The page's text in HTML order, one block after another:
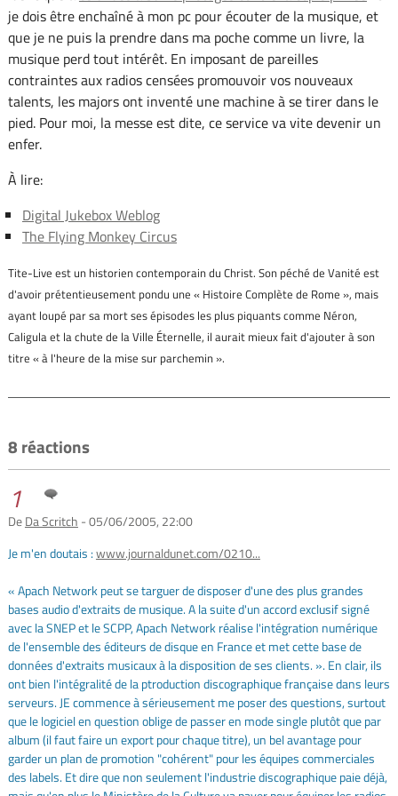
je dois être enchaîné à mon pc pour écouter de la musique, et
que je ne puis la prendre dans ma poche comme un livre, la
musique perd tout intérêt. En imposant de pareilles
contraintes aux radios censées promouvoir vos nouveaux
talents, les majors ont inventé une machine à se tirer dans le
pied. Pour moi, la messe est dite, ce service va vite devenir un
enfer.
À lire:
Digital Jukebox Weblog
The Flying Monkey Circus
Tite-Live est un historien contemporain du Christ. Son péché de Vanité est
d'avoir prétentieusement pondu une « Histoire Complète de Rome », mais
ayant loupé par sa mort ses épisodes les plus piquants comme Néron,
Caligula et la chute de la Ville Éternelle, il aurait mieux fait d'ajouter à son
titre « à l'heure de la mise sur parchemin ».
8 réactions
1
DeDa Scritch - 05/06/2005, 22:00
Je m'en doutais :www.journaldunet.com/0210...
« Apach Network peut se targuer de disposer d'une des plus grandes
bases audio d'extraits de musique. A la suite d'un accord exclusif signé
avec la SNEP et le SCPP, Apach Network réalise l'intégration numérique
de l'ensemble des éditeurs de disque en France et met cette base de
données d'extraits musicaux à la disposition de ses clients. ». En clair, ils
ont bien l'intégralité de la ptroduction discographique française dans leurs
serveurs. JE commence à sérieusement me poser des questions, surtout
que le logiciel en question oblige de passer en mode single plutôt que par
album (il faut faire un export pour chaque titre), un bel avantage pour
garder un plan de promotion "cohérent" pour les équipes commerciales
des labels. Et dire que non seulement l'industrie discographique paie déjà,